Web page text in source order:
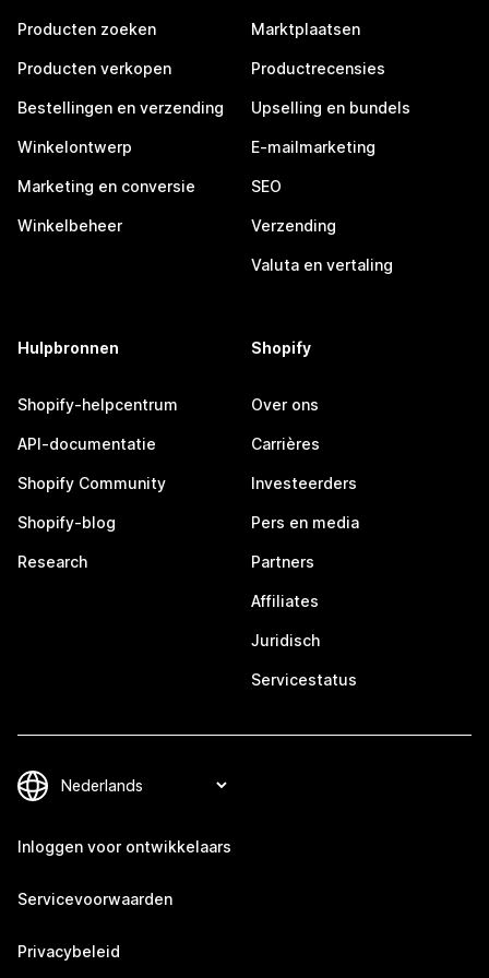
Producten zoeken
Producten verkopen
Bestellingen en verzending
Winkelontwerp
Marketing en conversie
Winkelbeheer
Marktplaatsen
Productrecensies
Upselling en bundels
E-mailmarketing
SEO
Verzending
Valuta en vertaling
Hulpbronnen
Shopify-helpcentrum
API-documentatie
Shopify Community
Shopify-blog
Research
Shopify
Over ons
Carrières
Investeerders
Pers en media
Partners
Affiliates
Juridisch
Servicestatus
Inloggen voor ontwikkelaars
Servicevoorwaarden
Privacybeleid